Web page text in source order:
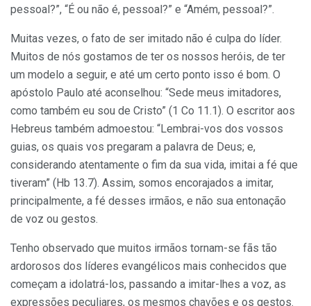
pessoal?”, “É ou não é, pessoal?” e “Amém, pessoal?”.
Muitas vezes, o fato de ser imitado não é culpa do líder.
Muitos de nós gostamos de ter os nossos heróis, de ter
um modelo a seguir, e até um certo ponto isso é bom. O
apóstolo Paulo até aconselhou: “Sede meus imitadores,
como também eu sou de Cristo” (1 Co 11.1). O escritor aos
Hebreus também admoestou: “Lembrai-vos dos vossos
guias, os quais vos pregaram a palavra de Deus; e,
considerando atentamente o fim da sua vida, imitai a fé que
tiveram” (Hb 13.7). Assim, somos encorajados a imitar,
principalmente, a fé desses irmãos, e não sua entonação
de voz ou gestos.
Tenho observado que muitos irmãos tornam-se fãs tão
ardorosos dos líderes evangélicos mais conhecidos que
começam a idolatrá-los, passando a imitar-lhes a voz, as
expressões peculiares, os mesmos chavões e os gestos.